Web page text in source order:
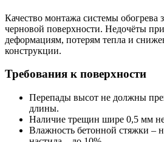
Качество монтажа системы обогрева
черновой поверхности. Недочёты
деформациям, потерям тепла и
конструкции.
Требования к поверхности
Перепады высот не должны
длины.
Наличие трещин шире 0,5 мм
Влажность бетонной стяжки –